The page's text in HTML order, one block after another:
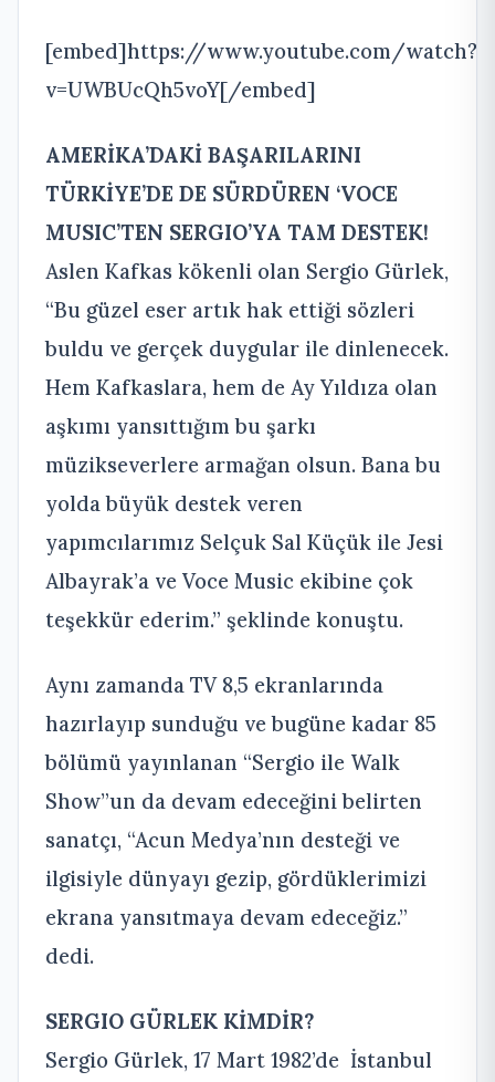
[embed]https://www.youtube.com/watch?
v=UWBUcQh5voY[/embed]
AMERİKA’DAKİ BAŞARILARINI
TÜRKİYE’DE DE SÜRDÜREN ‘VOCE
MUSIC’TEN SERGIO’YA TAM DESTEK!
Aslen Kafkas kökenli olan Sergio Gürlek,
“Bu güzel eser artık hak ettiği sözleri
buldu ve gerçek duygular ile dinlenecek.
Hem Kafkaslara, hem de Ay Yıldıza olan
aşkımı yansıttığım bu şarkı
müzikseverlere armağan olsun. Bana bu
yolda büyük destek veren
yapımcılarımız Selçuk Sal Küçük ile Jesi
Albayrak’a ve Voce Music ekibine çok
teşekkür ederim.” şeklinde konuştu.
Aynı zamanda TV 8,5 ekranlarında
hazırlayıp sunduğu ve bugüne kadar 85
bölümü yayınlanan “Sergio ile Walk
Show”un da devam edeceğini belirten
sanatçı, “Acun Medya’nın desteği ve
ilgisiyle dünyayı gezip, gördüklerimizi
ekrana yansıtmaya devam edeceğiz.”
dedi.
SERGIO GÜRLEK KİMDİR?
Sergio Gürlek, 17 Mart 1982’de İstanbul